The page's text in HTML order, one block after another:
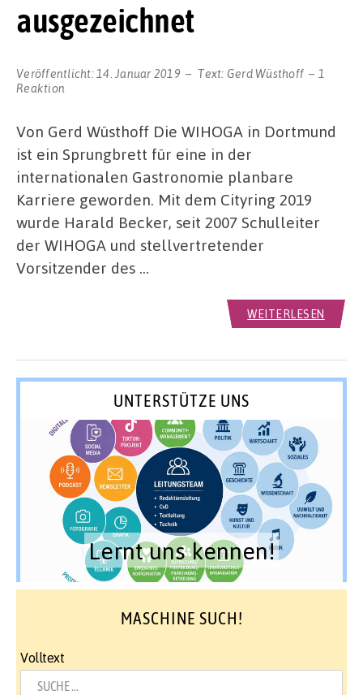
ausgezeichnet
Veröffentlicht: 14. Januar 2019 Text: Gerd Wüsthoff
1
Reaktion
Von Gerd Wüsthoff Die WIHOGA in Dortmund
ist ein Sprungbrett für eine in der
internationalen Gastronomie planbare
Karriere geworden. Mit dem Cityring 2019
wurde Harald Becker, seit 2007 Schulleiter
der WIHOGA und stellvertretender
Vorsitzender des …
WEITERLESEN
UNTERSTÜTZE UNS
Lernt uns kennen!
MASCHINE SUCH!
Volltext